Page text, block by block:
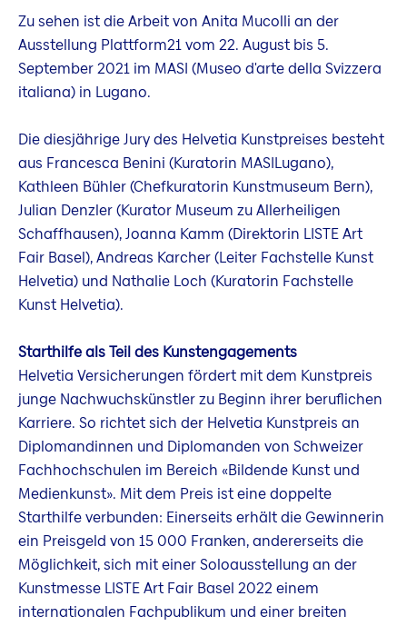
Zu sehen ist die Arbeit von Anita Mucolli an der
Ausstellung Plattform21 vom 22. August bis 5.
September 2021 im MASI (Museo d'arte della Svizzera
italiana) in Lugano.
Die diesjährige Jury des Helvetia Kunstpreises besteht
aus Francesca Benini (Kuratorin MASILugano),
Kathleen Bühler (Chefkuratorin Kunstmuseum Bern),
Julian Denzler (Kurator Museum zu Allerheiligen
Schaffhausen), Joanna Kamm (Direktorin LISTE Art
Fair Basel), Andreas Karcher (Leiter Fachstelle Kunst
Helvetia) und Nathalie Loch (Kuratorin Fachstelle
Kunst Helvetia).
Starthilfe als Teil des Kunstengagements
Helvetia Versicherungen fördert mit dem Kunstpreis
junge Nachwuchskünstler zu Beginn ihrer beruflichen
Karriere. So richtet sich der Helvetia Kunstpreis an
Diplomandinnen und Diplomanden von Schweizer
Fachhochschulen im Bereich «Bildende Kunst und
Medienkunst». Mit dem Preis ist eine doppelte
Starthilfe verbunden: Einerseits erhält die Gewinnerin
ein Preisgeld von 15 000 Franken, andererseits die
Möglichkeit, sich mit einer Soloausstellung an der
Kunstmesse LISTE Art Fair Basel 2022 einem
internationalen Fachpublikum und einer breiten